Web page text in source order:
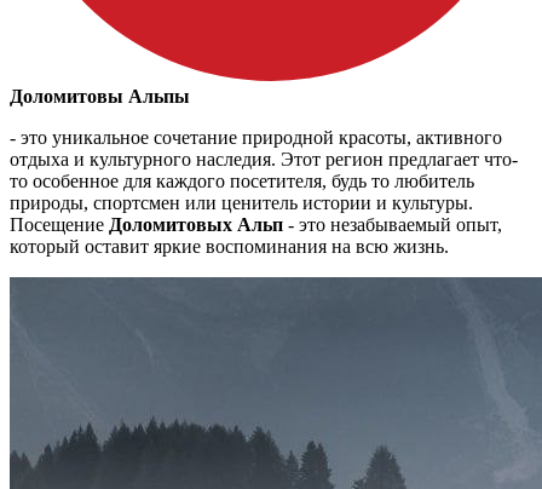
Доломитовы Альпы
- это уникальное сочетание природной красоты, активного
отдыха и культурного наследия. Этот регион предлагает что-
то особенное для каждого посетителя, будь то любитель
природы, спортсмен или ценитель истории и культуры.
Посещение Доломитовых Альп - это незабываемый опыт,
который оставит яркие воспоминания на всю жизнь.